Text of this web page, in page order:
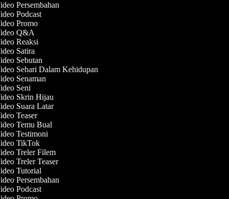
Persembahan
Podcast
Promo
Q&A
Reaksi
Satira
Sebutan
Sehari Dalam Kehidupan
Senaman
Seni
Skrin Hijau
Suara Latar
Teaser
Temu Bual
Testimoni
TikTok
Treler Filem
Treler Teaser
Tutorial
Persembahan
Podcast